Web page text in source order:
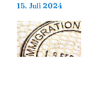
15. Juli 2024